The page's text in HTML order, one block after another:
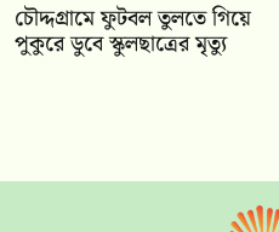
চৌদ্দগ্রামে ফুটবল তুলতে গিয়ে
পুকুরে ডুবে স্কুলছাত্রের মৃত্যু